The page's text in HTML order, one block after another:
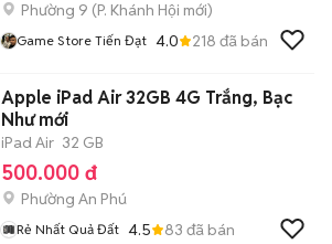
Phường 9 (P. Khánh Hội mới)
Game Store Tiến Đạt 4.0 218 đã bán
Apple iPad Air 32GB 4G Trắng, Bạc
Như mới
iPad Air 32 GB
500.000 đ
Phường An Phú
Rẻ Nhất Quả Đất 4.5 83 đã bán